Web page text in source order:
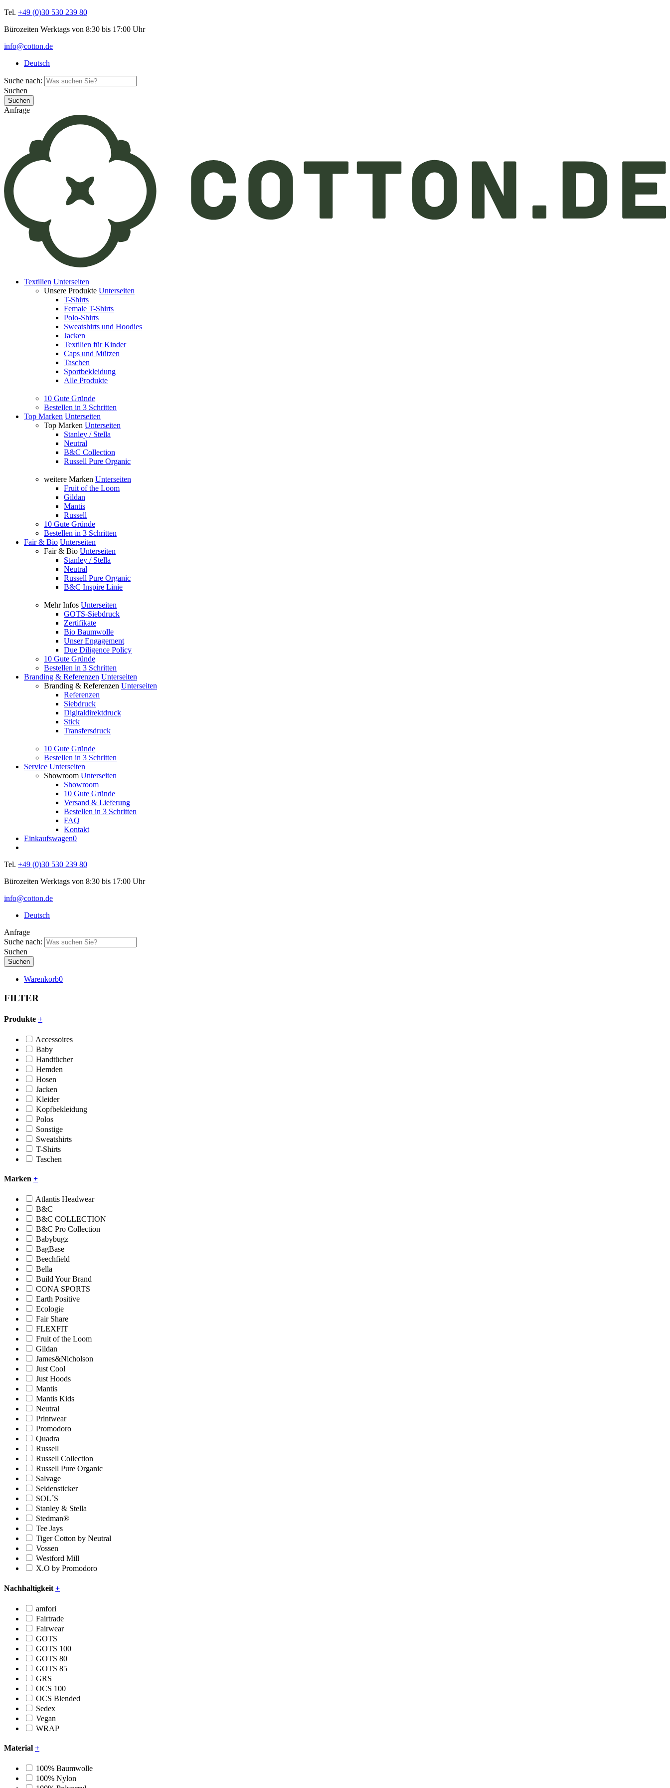
Tel. +49 (0)30 530 239 80
Bürozeiten Werktags von 8:30 bis 17:00 Uhr
info@cotton.de
Deutsch
Suche nach:
Suchen
Anfrage
Textilien Unterseiten
Unsere Produkte Unterseiten
T-Shirts
Female T-Shirts
Polo-Shirts
Sweatshirts und Hoodies
Jacken
Textilien für Kinder
Caps und Mützen
Taschen
Sportbekleidung
Alle Produkte
10 Gute Gründe
Bestellen in 3 Schritten
Top Marken Unterseiten
Top Marken Unterseiten
Stanley / Stella
Neutral
B&C Collection
Russell Pure Organic
weitere Marken Unterseiten
Fruit of the Loom
Gildan
Mantis
Russell
10 Gute Gründe
Bestellen in 3 Schritten
Fair & Bio Unterseiten
Fair & Bio Unterseiten
Stanley / Stella
Neutral
Russell Pure Organic
B&C Inspire Linie
Mehr Infos Unterseiten
GOTS-Siebdruck
Zertifikate
Bio Baumwolle
Unser Engagement
Due Diligence Policy
10 Gute Gründe
Bestellen in 3 Schritten
Branding & Referenzen Unterseiten
Branding & Referenzen Unterseiten
Referenzen
Siebdruck
Digitaldirektdruck
Stick
Transfersdruck
10 Gute Gründe
Bestellen in 3 Schritten
Service Unterseiten
Showroom Unterseiten
Showroom
10 Gute Gründe
Versand & Lieferung
Bestellen in 3 Schritten
FAQ
Kontakt
Einkaufswagen0
Tel. +49 (0)30 530 239 80
Bürozeiten Werktags von 8:30 bis 17:00 Uhr
info@cotton.de
Deutsch
Anfrage
Suche nach:
Suchen
Warenkorb0
FILTER
Produkte +
Accessoires
Baby
Handtücher
Hemden
Hosen
Jacken
Kleider
Kopfbekleidung
Polos
Sonstige
Sweatshirts
T-Shirts
Taschen
Marken +
Atlantis Headwear
B&C
B&C COLLECTION
B&C Pro Collection
Babybugz
BagBase
Beechfield
Bella
Build Your Brand
CONA SPORTS
Earth Positive
Ecologie
Fair Share
FLEXFIT
Fruit of the Loom
Gildan
James&Nicholson
Just Cool
Just Hoods
Mantis
Mantis Kids
Neutral
Printwear
Promodoro
Quadra
Russell
Russell Collection
Russell Pure Organic
Salvage
Seidensticker
SOL´S
Stanley & Stella
Stedman®
Tee Jays
Tiger Cotton by Neutral
Vossen
Westford Mill
X.O by Promodoro
Nachhaltigkeit +
amfori
Fairtrade
Fairwear
GOTS
GOTS 100
GOTS 80
GOTS 85
GRS
OCS 100
OCS Blended
Sedex
Vegan
WRAP
Material +
100% Baumwolle
100% Nylon